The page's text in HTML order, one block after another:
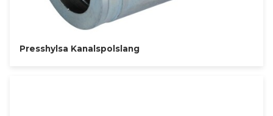
Presshylsa Kanalspolslang